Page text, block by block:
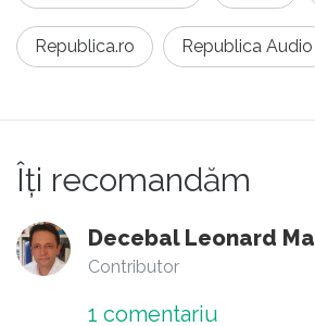
Republica.ro Republica Audio
Îți recomandăm
Contributor
1 comentariu